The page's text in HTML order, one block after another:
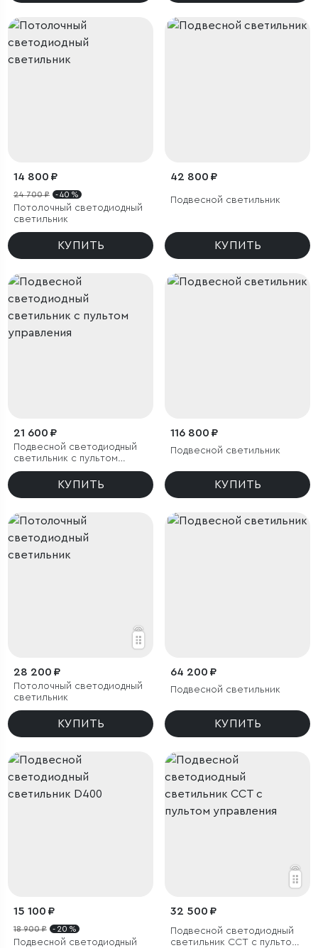
14 800 ₽
24 700 ₽ - 40 %
Потолочный светодиодный
светильник
КУПИТЬ
42 800 ₽
Подвесной светильник
КУПИТЬ
21 600 ₽
Подвесной светодиодный
светильник с пультом
управления
КУПИТЬ
116 800 ₽
Подвесной светильник
КУПИТЬ
28 200 ₽
Потолочный светодиодный
светильник
КУПИТЬ
64 200 ₽
Подвесной светильник
КУПИТЬ
15 100 ₽
18 900 ₽ - 20 %
Подвесной светодиодный
32 500 ₽
Подвесной светодиодный
светильник ССТ с пультом